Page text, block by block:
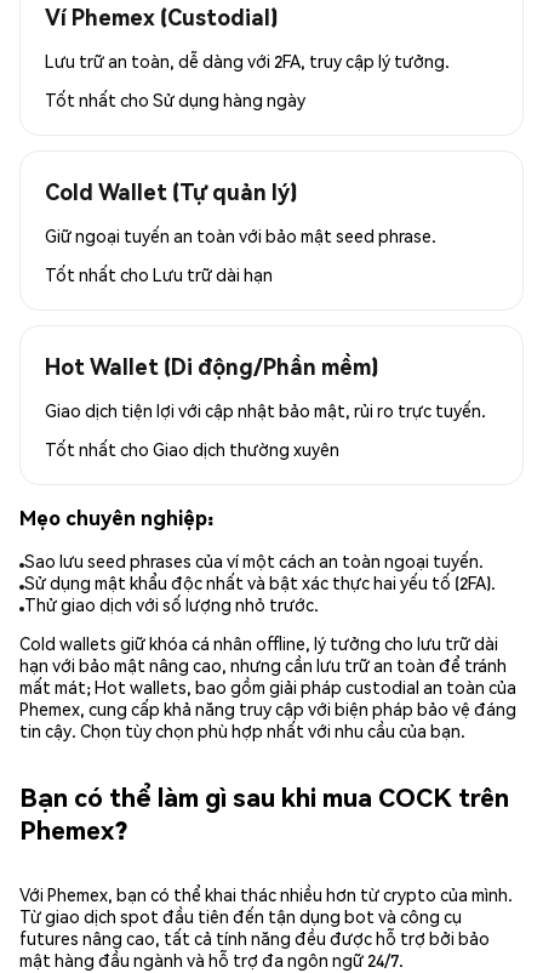
Ví Phemex (Custodial)
Lưu trữ an toàn, dễ dàng với 2FA, truy cập lý tưởng.
Tốt nhất cho Sử dụng hàng ngày
Cold Wallet (Tự quản lý)
Giữ ngoại tuyến an toàn với bảo mật seed phrase.
Tốt nhất cho Lưu trữ dài hạn
Hot Wallet (Di động/Phần mềm)
Giao dịch tiện lợi với cập nhật bảo mật, rủi ro trực tuyến.
Tốt nhất cho Giao dịch thường xuyên
Mẹo chuyên nghiệp:
Sao lưu seed phrases của ví một cách an toàn ngoại tuyến.
Sử dụng mật khẩu độc nhất và bật xác thực hai yếu tố (2FA).
Thử giao dịch với số lượng nhỏ trước.
Cold wallets giữ khóa cá nhân offline, lý tưởng cho lưu trữ dài
hạn với bảo mật nâng cao, nhưng cần lưu trữ an toàn để tránh
mất mát; Hot wallets, bao gồm giải pháp custodial an toàn của
Phemex, cung cấp khả năng truy cập với biện pháp bảo vệ đáng
tin cậy. Chọn tùy chọn phù hợp nhất với nhu cầu của bạn.
Bạn có thể làm gì sau khi mua COCK trên
Phemex?
Với Phemex, bạn có thể khai thác nhiều hơn từ crypto của mình.
Từ giao dịch spot đầu tiên đến tận dụng bot và công cụ
futures nâng cao, tất cả tính năng đều được hỗ trợ bởi bảo
mật hàng đầu ngành và hỗ trợ đa ngôn ngữ 24/7.